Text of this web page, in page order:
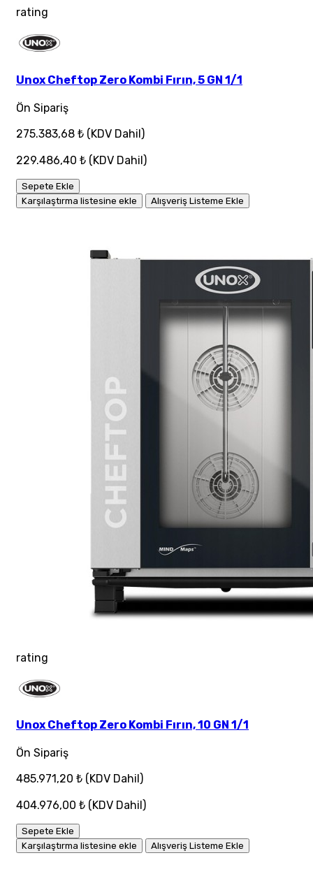
rating
Unox Cheftop Zero Kombi Fırın, 5 GN 1/1
Ön Sipariş
275.383,68 ₺ (KDV Dahil)
229.486,40 ₺ (KDV Dahil)
Sepete Ekle
Karşılaştırma listesine ekle
Alışveriş Listeme Ekle
rating
Unox Cheftop Zero Kombi Fırın, 10 GN 1/1
Ön Sipariş
485.971,20 ₺ (KDV Dahil)
404.976,00 ₺ (KDV Dahil)
Sepete Ekle
Karşılaştırma listesine ekle
Alışveriş Listeme Ekle